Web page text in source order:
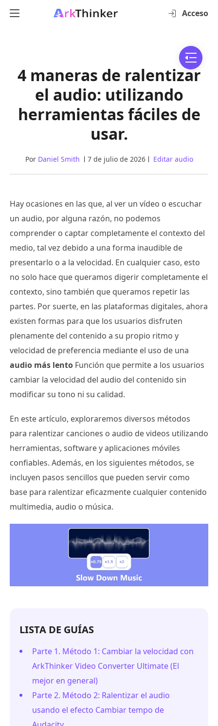
Acceso
4 maneras de ralentizar
el audio: utilizando
herramientas fáciles de
usar.
Por Daniel Smith 7 de julio de 2026 Editar audio
Hay ocasiones en las que, al ver un vídeo o escuchar
un audio, por alguna razón, no podemos
comprender o captar completamente el contexto del
medio, tal vez debido a una forma inaudible de
presentarlo o a la velocidad. En cualquier caso, esto
no solo hace que queramos digerir completamente el
contexto, sino también que queramos repetir las
partes. Por suerte, en las plataformas digitales, ahora
existen formas para que los usuarios disfruten
plenamente del contenido a su propio ritmo y
velocidad de preferencia mediante el uso de una
audio más lento Función que permite a los usuarios
cambiar la velocidad del audio del contenido sin
modificar su tono ni su calidad.
En este artículo, exploraremos diversos métodos
para ralentizar canciones o audio de videos utilizando
herramientas, software y aplicaciones móviles
confiables. Además, en los siguientes métodos, se
incluyen pasos sencillos que pueden servir como
base para ralentizar eficazmente cualquier contenido
multimedia, audio o música.
LISTA DE GUÍAS
Parte 1. Método 1: Cambiar la velocidad con
ArkThinker Video Converter Ultimate (El
mejor en general)
Parte 2. Método 2: Ralentizar el audio
usando el efecto Cambiar tempo de